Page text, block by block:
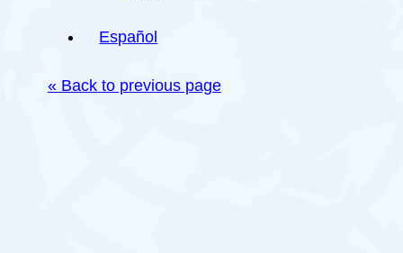
Español
« Back to previous page